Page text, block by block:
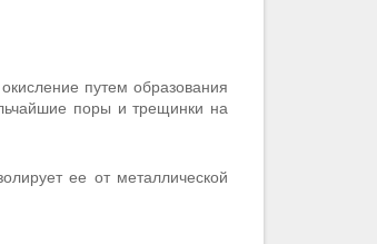
путем образования
поры и трещинки на
ее от металлической